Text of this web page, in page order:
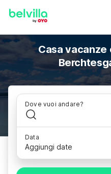
Casa vacanze
Dove vuoi andare?
Data
Aggiungi date